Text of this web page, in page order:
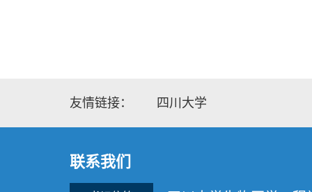
友情链接： 四川大学
联系我们